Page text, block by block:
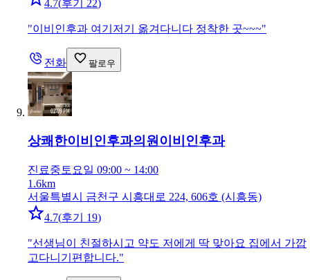
4.7(후기 22)
"이비인후과 여기저기 옮겨다니다 정착한 곳~~~"
전화 팔로우
상쾌한이비인후과의원 이비인후과
진료중 토요일 09:00 ~ 14:00
1.6km
서울특별시 금천구 시흥대로 224, 606호 (시흥동)
4.7(후기 19)
"선생님이 친절하시고 약도 저에게 딱 맞아요 집에서 가깝
고다니기편합니다."